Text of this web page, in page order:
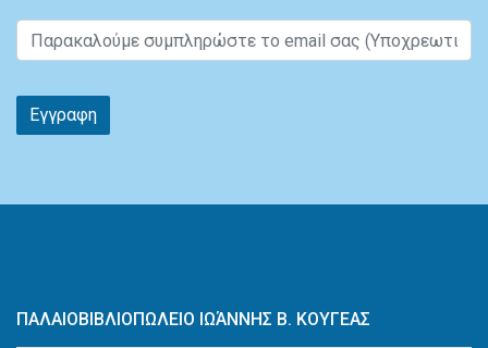
Εγγραφη
ΠΑΛΑΙΟΒΙΒΛΙΟΠΩΛΕΙΟ ΙΩΆΝΝΗΣ Β. ΚΟΥΓΕΑΣ